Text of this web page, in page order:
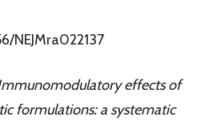
NEJMra022137
effects of
formulations: a systematic